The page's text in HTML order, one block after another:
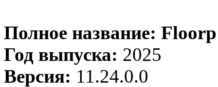
Полное название:
Год выпуска: 2025
Версия: 11.24.0.0